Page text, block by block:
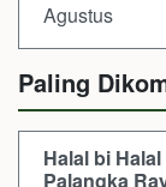
Agustus
Paling
Halal bi
Palangka